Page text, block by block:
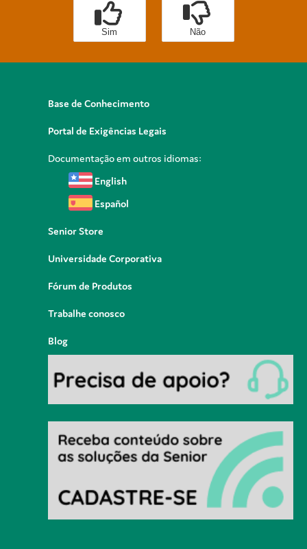
Sim Não
Base de Conhecimento
Portal de Exigências Legais
Documentação em outros idiomas:
English
Español
Senior Store
Universidade Corporativa
Fórum de Produtos
Trabalhe conosco
Blog